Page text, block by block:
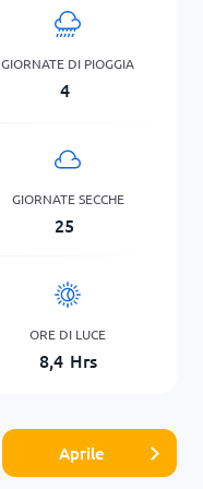
GIORNATE DI PIOGGIA
4
GIORNATE SECCHE
25
ORE DI LUCE
8,4 Hrs
Aprile